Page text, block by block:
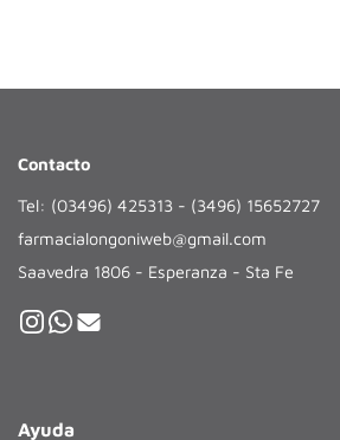
Contacto
Tel: (03496) 425313 - (3496) 15652727
farmacialongoniweb@gmail.com
Saavedra 1806 - Esperanza - Sta Fe
Ayuda